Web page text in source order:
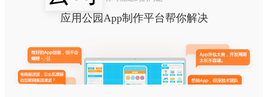
应用公园App制作平台帮你解决